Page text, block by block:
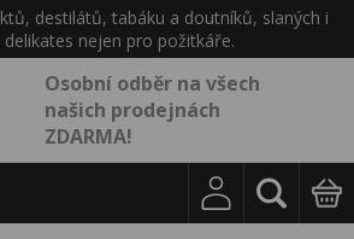
destilátů, tabáku a doutníků, slaných i
delikates nejen pro požitkáře.
Osobní odběr na všech
našich prodejnách
ZDARMA!